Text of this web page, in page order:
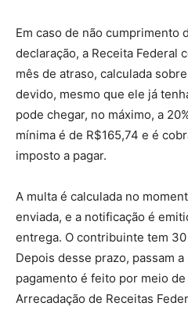
Em caso de não cumprimento
declaração, a Receita Federal
mês de atraso, calculada
devido, mesmo que ele já
pode chegar, no máximo, a
mínima é de R$165,74 e é
imposto a pagar.
A multa é calculada no
enviada, e a notificação é
entrega. O contribuinte tem
Depois desse prazo, passam
pagamento é feito por meio
Arrecadação de Receitas